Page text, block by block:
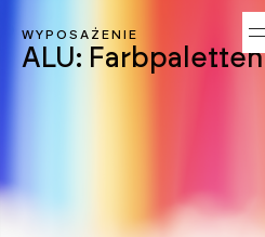
WYPOSAŻENIE
ALU: Farbpaletten